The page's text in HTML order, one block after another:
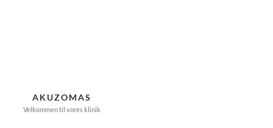
AKUZOMAS
Velkommen til vores klinik